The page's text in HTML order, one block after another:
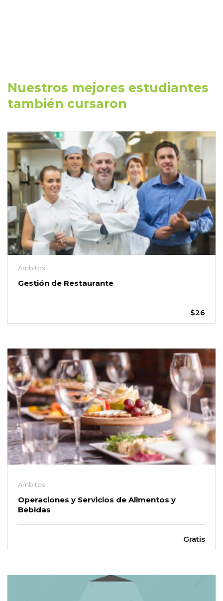
Nuestros mejores estudiantes
también cursaron
Ambitos
Gestión de Restaurante
$26
Ambitos
Operaciones y Servicios de Alimentos y
Bebidas
Gratis